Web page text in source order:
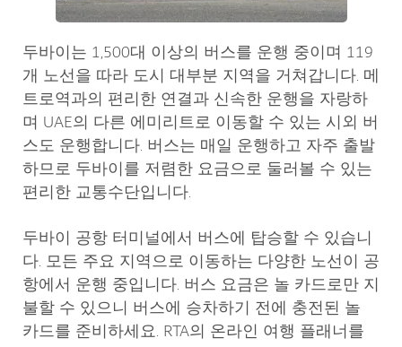
두바이는 1,500대 이상의 버스를 운행 중이며 119
개 노선을 따라 도시 대부분 지역을 거쳐갑니다. 메
트로역과의 편리한 연결과 신속한 운행을 자랑하
며 UAE의 다른 에미리트로 이동할 수 있는 시외 버
스도 운행합니다. 버스는 매일 운행하고 자주 출발
하므로 두바이를 저렴한 요금으로 둘러볼 수 있는
편리한 교통수단입니다.
두바이 공항 터미널에서 버스에 탑승할 수 있습니
다. 모든 주요 지역으로 이동하는 다양한 노선이 공
항에서 운행 중입니다. 버스 요금은 놀 카드로만 지
불할 수 있으니 버스에 승차하기 전에 충전된 놀
카드를 준비하세요. RTA의 온라인 여행 플래너를